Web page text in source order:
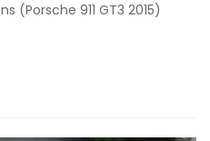
(Porsche 911 GT3 2015)